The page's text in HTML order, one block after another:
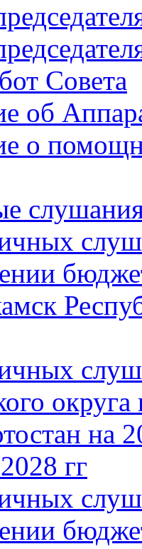
Совета
об
о
на
гг